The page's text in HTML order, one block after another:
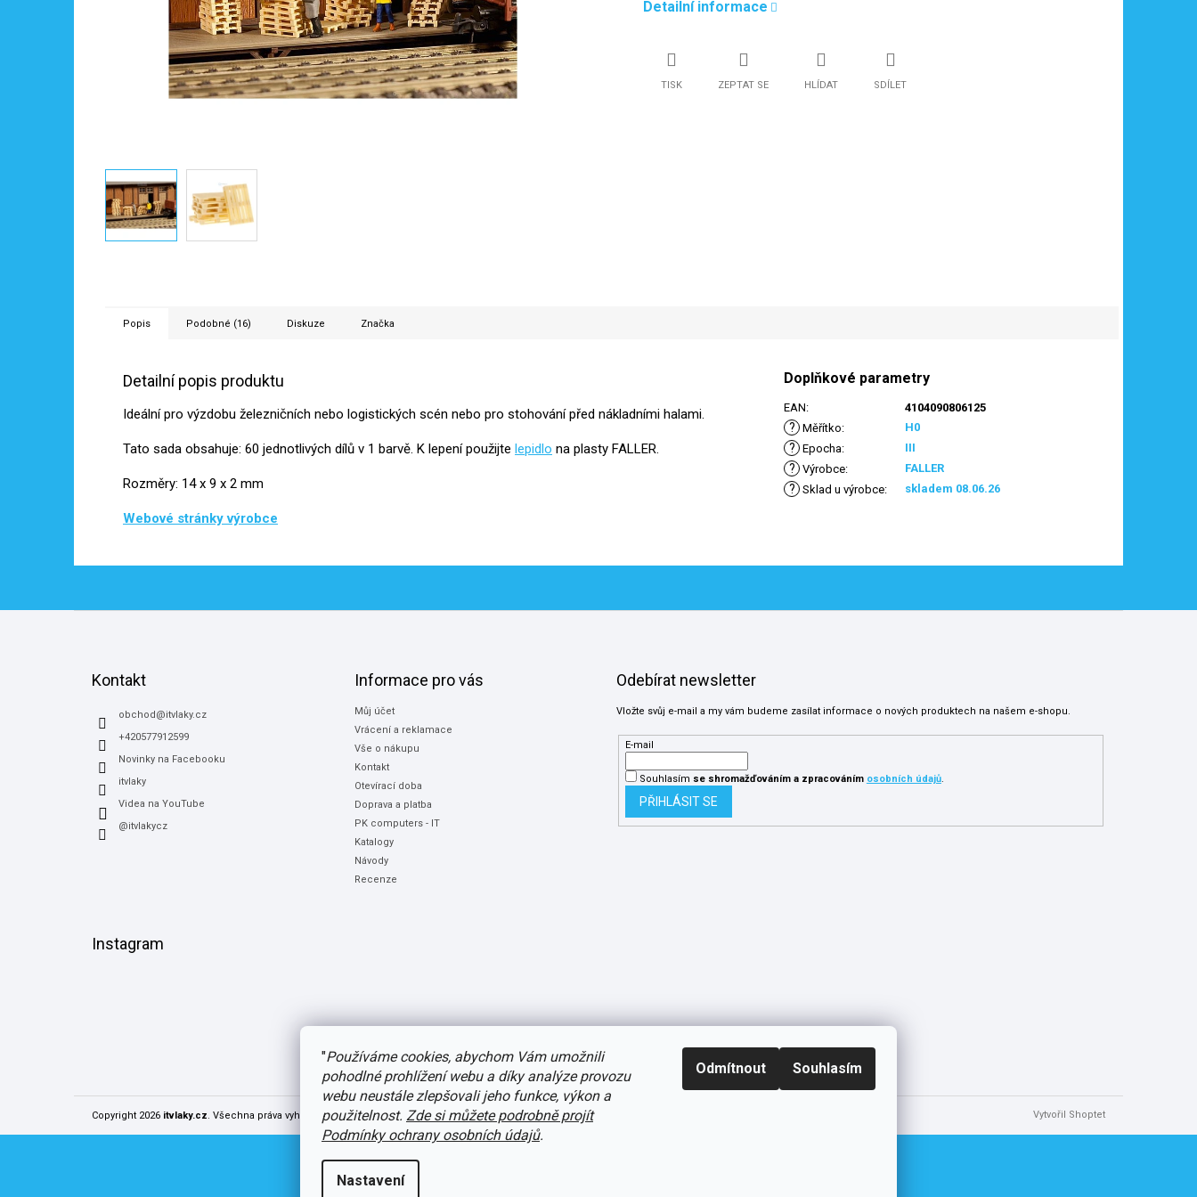
"Používáme cookies, abychom Vám umožnili
pohodlné prohlížení webu a díky analýze provozu
webu neustále zlepšovali jeho funkce, výkon a
použitelnost. Zde si můžete podrobně projít
Podmínky ochrany osobních údajů.
Nastavení
Odmítnout Souhlasím
Detailní informace
TISK ZEPTAT SE HLÍDAT SDÍLET
Popis Podobné (16) Diskuze Značka
Detailní popis produktu
Ideální pro výzdobu železničních nebo logistických scén nebo pro stohování před nákladními halami.
Tato sada obsahuje: 60 jednotlivých dílů v 1 barvě. K lepení použijte lepidlo na plasty FALLER.
Rozměry: 14 x 9 x 2 mm
Webové stránky výrobce
Doplňkové parametry
EAN: 4104090806125
? Měřítko: H0
? Epocha: III
? Výrobce: FALLER
? Sklad u výrobce: skladem 08.06.26
Kontakt
obchod@itvlaky.cz
+420577912599
Novinky na Facebooku
itvlaky
Videa na YouTube
@itvlakycz
Informace pro vás
Můj účet
Vrácení a reklamace
Vše o nákupu
Kontakt
Otevírací doba
Doprava a platba
PK computers - IT
Katalogy
Návody
Recenze
Odebírat newsletter
Vložte svůj e-mail a my vám budeme zasílat informace o nových produktech na našem e-shopu.
E-mail
Souhlasím se shromažďováníma zpracováním osobních údajů.
PŘIHLÁSIT SE
Instagram
Vytvořil Shoptet
Copyright 2026 itvlaky.cz . Všechna práva vyhrazena.Upravit nastavení cookies